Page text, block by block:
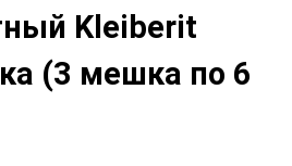
Kleiberit
(3 мешка по 6